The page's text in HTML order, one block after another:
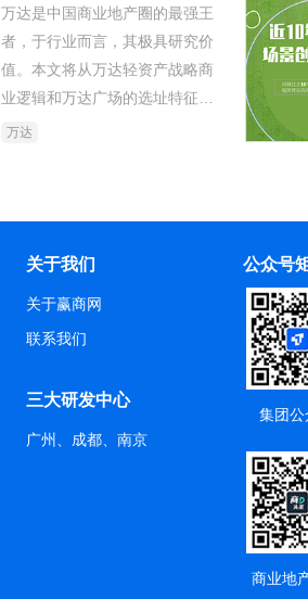
万达是中国商业地产圈的最强王
者，于行业而言，其极具研究价
值。本文将从万达轻资产战略商
业逻辑和万达广场的选址特征两
个方面进行全面分析。
万达
关于我们
关于赢商网
联系我们
三大研发中心
广州、成都、南京
公众号
集团公
商业地